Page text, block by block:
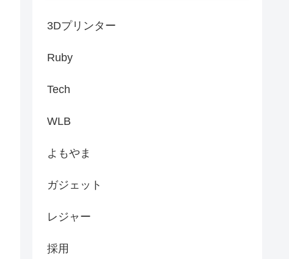
3Dプリンター
Ruby
Tech
WLB
よもやま
ガジェット
レジャー
採用